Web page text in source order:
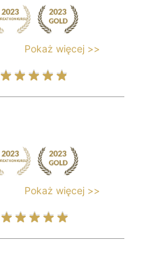
Pokaż więcej >>
Pokaż więcej >>